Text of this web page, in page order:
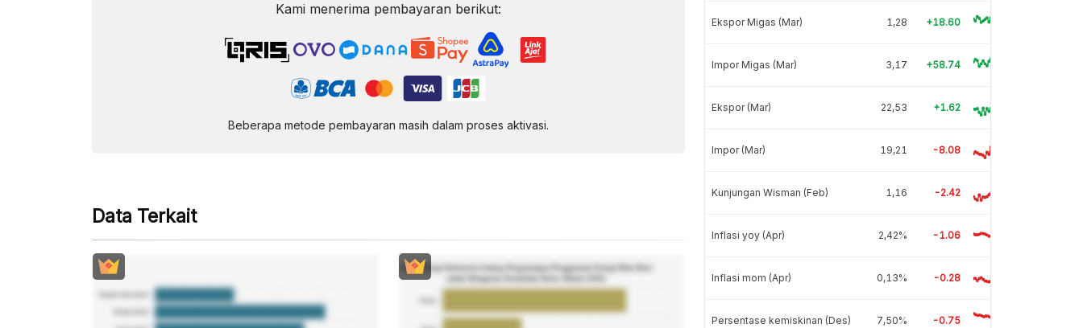
Kami menerima pembayaran berikut:
Beberapa metode pembayaran masih dalam proses aktivasi.
Data Terkait
Ekspor Migas (Mar) 1,28 +18.60
Impor Migas (Mar) 3,17 +58.74
Ekspor (Mar) 22,53 +1.62
Impor (Mar) 19,21 -8.08
Kunjungan Wisman (Feb) 1,16 -2.42
Inflasi yoy (Apr) 2,42% -1.06
Inflasi mom (Apr) 0,13% -0.28
Persentase kemiskinan (Des) 7,50% -0.75